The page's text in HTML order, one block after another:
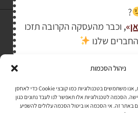
ניהול הסכמות
כדי לספק חוויית משתמש מיטבית, אנו משתמשים בטכנולוגיות כמו קובצי Cookie כדי לאחסן
הסכמה לטכנולוגיות אלו תאפשר לנו לעבד נתונים כגון
באתר זה. אי הסכמה או ביטול הסכמה עלולים להשפיע
לתקנון האתר»
?
»
, וכבר מהעסקה הקרובה תזכו
שלנו